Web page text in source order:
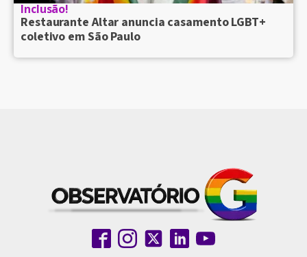
Inclusão!
Restaurante Altar anuncia casamento LGBT+
coletivo em São Paulo